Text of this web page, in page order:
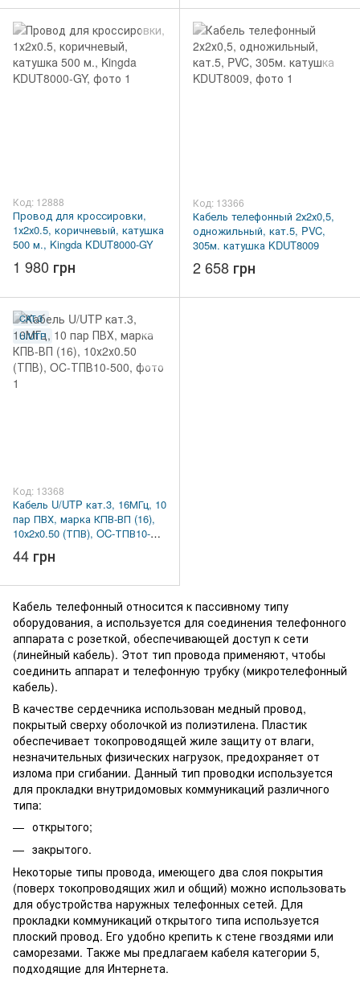
Код: 12888
Провод для кроссировки,
1х2х0.5, коричневый, катушка
500 м., Kingda KDUT8000-GY
1 980 грн
Код: 13366
Кабель телефонный 2х2х0,5,
одножильный, кат.5, PVC,
305м. катушка KDUT8009
2 658 грн
CAT.3
U/UTP
Код: 13368
Кабель U/UTP кат.3, 16МГц, 10
пар ПВХ, марка КПВ-ВП (16),
10х2х0.50 (ТПВ), OC-ТПВ10-
500
44 грн
Кабель телефонный относится к пассивному типу
оборудования, а используется для соединения телефонного
аппарата с розеткой, обеспечивающей доступ к сети
(линейный кабель). Этот тип провода применяют, чтобы
соединить аппарат и телефонную трубку (микротелефонный
кабель).
В качестве сердечника использован медный провод,
покрытый сверху оболочкой из полиэтилена. Пластик
обеспечивает токопроводящей жиле защиту от влаги,
незначительных физических нагрузок, предохраняет от
излома при сгибании. Данный тип проводки используется
для прокладки внутридомовых коммуникаций различного
типа:
открытого;
закрытого.
Некоторые типы провода, имеющего два слоя покрытия
(поверх токопроводящих жил и общий) можно использовать
для обустройства наружных телефонных сетей. Для
прокладки коммуникаций открытого типа используется
плоский провод. Его удобно крепить к стене гвоздями или
саморезами. Также мы предлагаем кабеля категории 5,
подходящие для Интернета.